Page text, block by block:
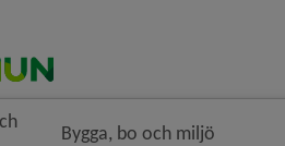
Bygga, bo och miljö